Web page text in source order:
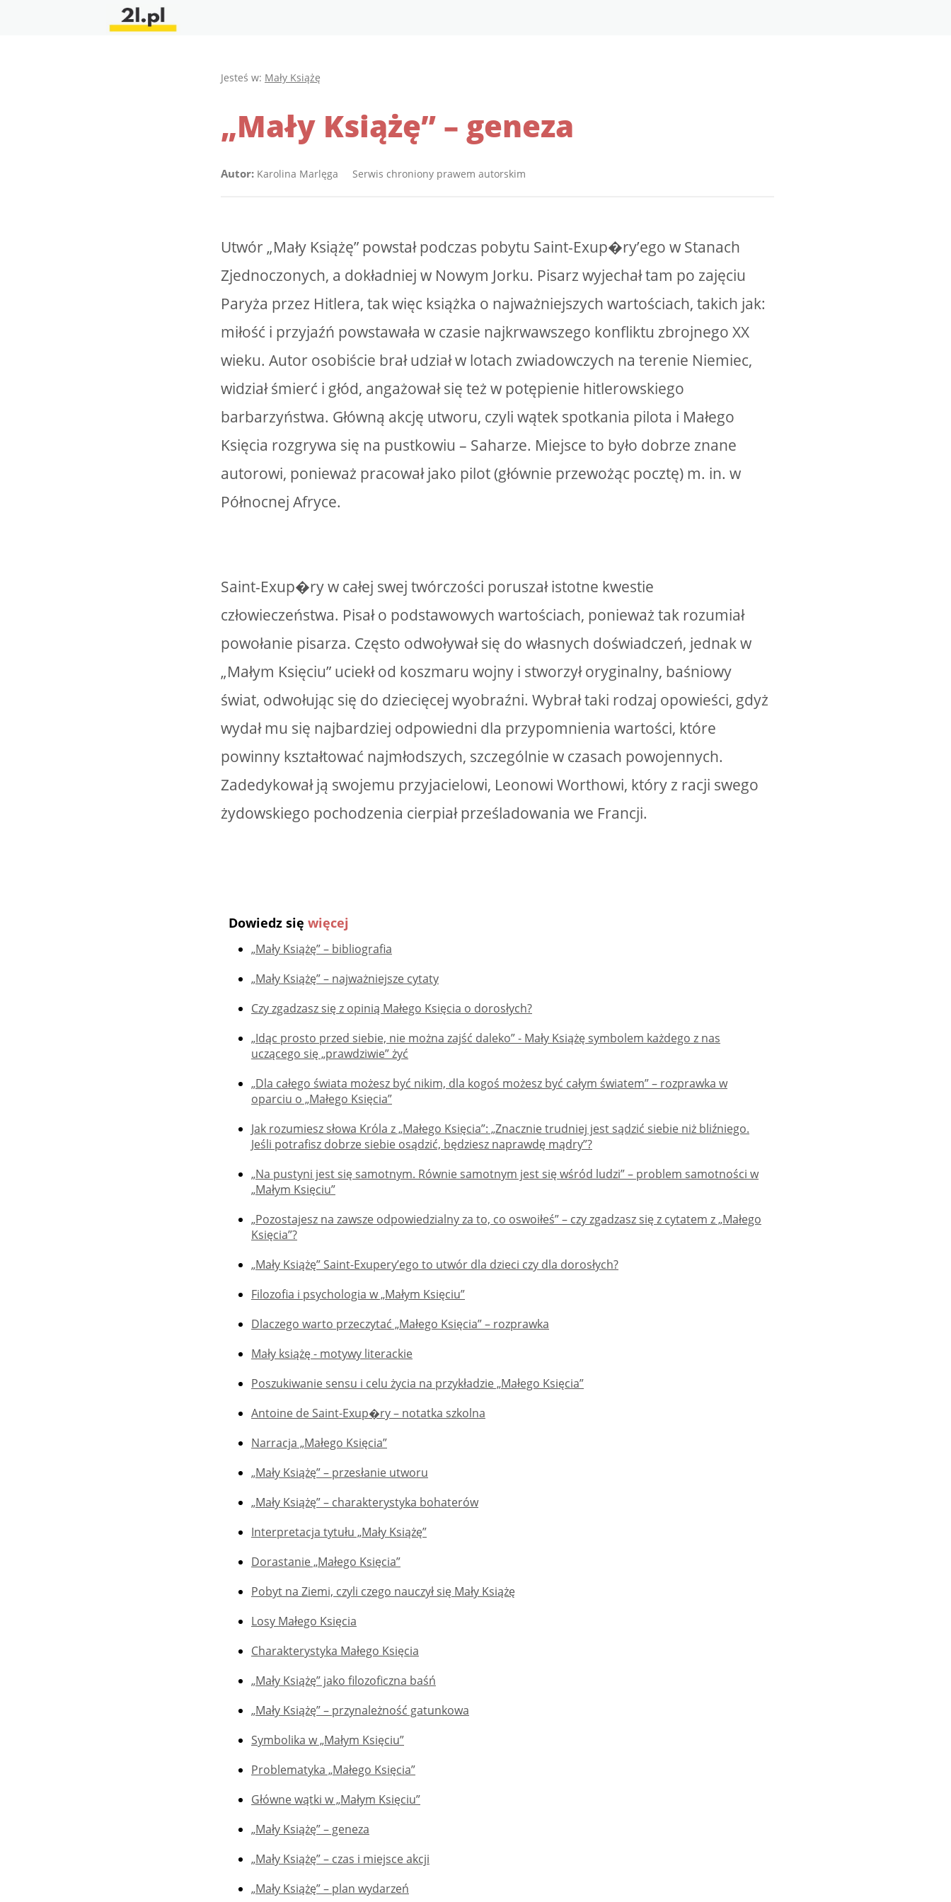
Jesteś w: Mały Książę
„Mały Książę” – geneza
Autor: Karolina Marlęga Serwis chroniony prawem autorskim
Utwór „Mały Książę” powstał podczas pobytu Saint-Exup�ry’ego w Stanach
Zjednoczonych, a dokładniej w Nowym Jorku. Pisarz wyjechał tam po zajęciu
Paryża przez Hitlera, tak więc książka o najważniejszych wartościach, takich jak:
miłość i przyjaźń powstawała w czasie najkrwawszego konfliktu zbrojnego XX
wieku. Autor osobiście brał udział w lotach zwiadowczych na terenie Niemiec,
widział śmierć i głód, angażował się też w potępienie hitlerowskiego
barbarzyństwa. Główną akcję utworu, czyli wątek spotkania pilota i Małego
Księcia rozgrywa się na pustkowiu – Saharze. Miejsce to było dobrze znane
autorowi, ponieważ pracował jako pilot (głównie przewożąc pocztę) m. in. w
Północnej Afryce.
Saint-Exup�ry w całej swej twórczości poruszał istotne kwestie
człowieczeństwa. Pisał o podstawowych wartościach, ponieważ tak rozumiał
powołanie pisarza. Często odwoływał się do własnych doświadczeń, jednak w
„Małym Księciu” uciekł od koszmaru wojny i stworzył oryginalny, baśniowy
świat, odwołując się do dziecięcej wyobraźni. Wybrał taki rodzaj opowieści, gdyż
wydał mu się najbardziej odpowiedni dla przypomnienia wartości, które
powinny kształtować najmłodszych, szczególnie w czasach powojennych.
Zadedykował ją swojemu przyjacielowi, Leonowi Worthowi, który z racji swego
żydowskiego pochodzenia cierpiał prześladowania we Francji.
Dowiedz się więcej
„Mały Książę” – bibliografia
„Mały Książę” – najważniejsze cytaty
Czy zgadzasz się z opinią Małego Księcia o dorosłych?
„Idąc prosto przed siebie, nie można zajść daleko” - Mały Książę symbolem każdego z nas
uczącego się „prawdziwie” żyć
„Dla całego świata możesz być nikim, dla kogoś możesz być całym światem” – rozprawka w
oparciu o „Małego Księcia”
Jak rozumiesz słowa Króla z „Małego Księcia”: „Znacznie trudniej jest sądzić siebie niż bliźniego.
Jeśli potrafisz dobrze siebie osądzić, będziesz naprawdę mądry”?
„Na pustyni jest się samotnym. Równie samotnym jest się wśród ludzi” – problem samotności w
„Małym Księciu”
„Pozostajesz na zawsze odpowiedzialny za to, co oswoiłeś” – czy zgadzasz się z cytatem z „Małego
Księcia”?
„Mały Książę” Saint-Exupery’ego to utwór dla dzieci czy dla dorosłych?
Filozofia i psychologia w „Małym Księciu”
Dlaczego warto przeczytać „Małego Księcia” – rozprawka
Mały książę - motywy literackie
Poszukiwanie sensu i celu życia na przykładzie „Małego Księcia”
Antoine de Saint-Exup�ry – notatka szkolna
Narracja „Małego Księcia”
„Mały Książę” – przesłanie utworu
„Mały Książę” – charakterystyka bohaterów
Interpretacja tytułu „Mały Książę”
Dorastanie „Małego Księcia”
Pobyt na Ziemi, czyli czego nauczył się Mały Książę
Losy Małego Księcia
Charakterystyka Małego Księcia
„Mały Książę” jako filozoficzna baśń
„Mały Książę” – przynależność gatunkowa
Symbolika w „Małym Księciu”
Problematyka „Małego Księcia”
Główne wątki w „Małym Księciu”
„Mały Książę” – geneza
„Mały Książę” – czas i miejsce akcji
„Mały Książę” – plan wydarzeń